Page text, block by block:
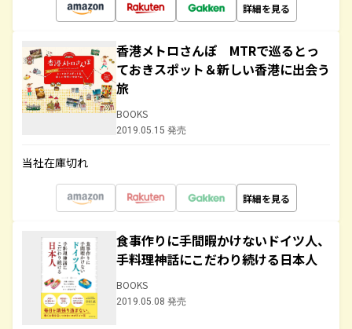
詳細を見る
香港メトロさんぽ MTRで巡るとっ
ておきスポット＆新しい香港に出会う
旅
BOOKS
2019.05.15 発売
当社在庫切れ
詳細を見る
食事作りに手間暇かけないドイツ人、
手料理神話にこだわり続ける日本人
BOOKS
2019.05.08 発売